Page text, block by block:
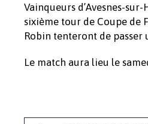
Vainqueurs d’Avesnes-
sixième tour de Coupe de
Robin tenteront de
Le match aura lieu le